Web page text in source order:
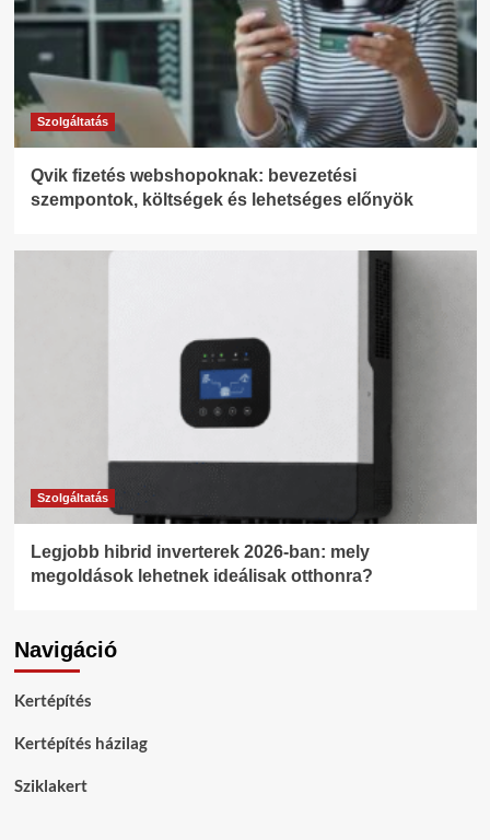
Szolgáltatás
Qvik fizetés webshopoknak: bevezetési
szempontok, költségek és lehetséges előnyök
Szolgáltatás
Legjobb hibrid inverterek 2026-ban: mely
megoldások lehetnek ideálisak otthonra?
Navigáció
Kertépítés
Kertépítés házilag
Sziklakert